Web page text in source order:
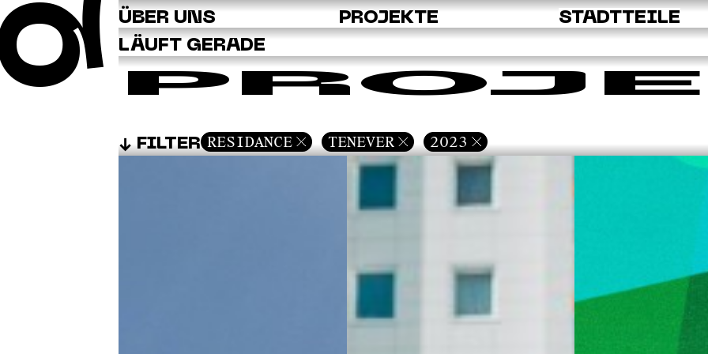
ÜBER UNS PROJEKTE
STADTTEILE
LÄUFT GERADE
FILTER RESIDANCE TENEVER 2023